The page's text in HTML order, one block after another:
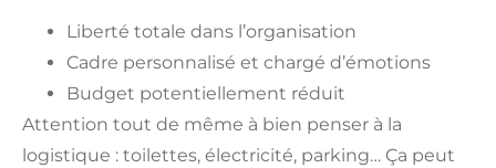
Liberté totale dans l’organisation
Cadre personnalisé et chargé d’émotions
Budget potentiellement réduit
Attention tout de même à bien penser à la
logistique : toilettes, électricité, parking… Ça peut